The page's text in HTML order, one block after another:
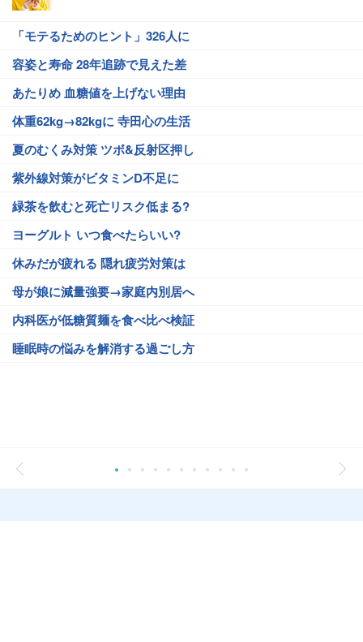
「モテるためのヒント」326人に
容姿と寿命 28年追跡で見えた差
あたりめ 血糖値を上げない理由
体重62kg→82kgに 寺田心の生活
夏のむくみ対策 ツボ&反射区押し
紫外線対策がビタミンD不足に
緑茶を飲むと死亡リスク低まる?
ヨーグルト いつ食べたらいい?
休みだが疲れる 隠れ疲労対策は
母が娘に減量強要→家庭内別居へ
内科医が低糖質麺を食べ比べ検証
睡眠時の悩みを解消する過ごし方